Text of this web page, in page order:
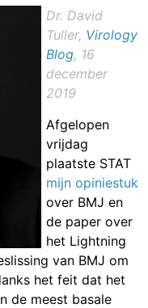
Dr. David
Tuller, Virology
Blog, 16
december
2019
Afgelopen
vrijdag
plaatste STAT
mijn opiniestuk
over BMJ en
de paper over
het Lightning
van BMJ om
het feit dat het
de meest basale